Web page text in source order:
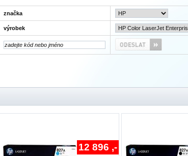
značka
výrobek
12 896 ,-